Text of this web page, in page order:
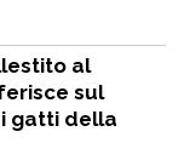
al
sul
gatti della